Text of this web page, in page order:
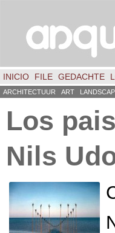
INICIO FILE GEDACHTE
ARCHITECTUUR ART
Los
Nils